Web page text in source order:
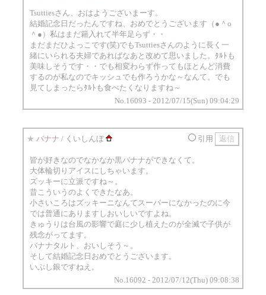
Tsuttiesさん、おはようございまーす。
結婚記念日だったんですね、おめでとうございます（●＾o
＾●）私はまだ籍入れて半年足らず・・
まだまだひよっこです(笑)でもTsuttiesさんのように長く一
緒にいられる夫婦であればなあと改めて思いました。ﾀﾙﾄも
美味しそうです・・でも相変わらず作ってもほとんど消費
するのが私なのでキッシュでも作ろうかな～なんて。でも
見てしまったらﾀﾙﾄも食べたくなりますね～
No.16093 - 2012/07/15(Sun) 09:04:29
★ バナナ / くいしんぼ 引用
皆が好きなのでなかなか黒バナナができなくて。
大体輪切りアイスにしちゃいます。
ズッキーに立派ですね～。
昔こういうのよくできたなあ。
小さいころはズッキーニなんてスーパーになかったのに今
では普通にありますしおいしいですよね。
きゅうりは台風の影響で庭に少し植えたのが全滅で子供が
残念がってます。
バナナタルト、おいしそう～。
そして結婚記念日おめでとうございます。
いぶし銀ですねえ。
No.16092 - 2012/07/12(Thu) 09:08:38